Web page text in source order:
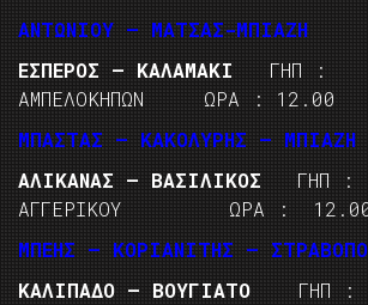
ΑΝΤΩΝΙΟΥ – ΜΑΤΣΑΣ-ΜΠΙΑΖΗ
ΕΣΠΕΡΟΣ – ΚΑΛΑΜΑΚΙ ΓΗΠ :
ΑΜΠΕΛΟΚΗΠΩΝ ΩΡΑ : 12.00
ΜΠΑΣΤΑΣ – ΚΑΚΟΛΥΡΗΣ – ΜΠΙΑΖΗ
ΑΛΙΚΑΝΑΣ – ΒΑΣΙΛΙΚΟΣ ΓΗΠ :
ΑΓΓΕΡΙΚΟΥ ΩΡΑ :
ΜΠΕΗΣ – ΚΟΡΙΑΝΙΤΗΣ –
ΚΑΛΙΠΑΔΟ – ΒΟΥΓΙΑΤΟ
ΓΗΠ :